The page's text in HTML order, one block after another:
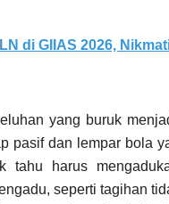
di GIIAS 2026,
yang buruk
pasif dan lempar bola
tahu harus
seperti tagihan